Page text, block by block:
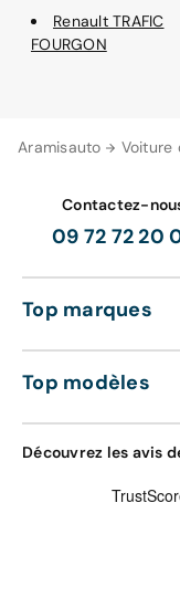
Aramisauto Voiture
Renault TRAFIC
FOURGON
Contactez-
09 72 72 20
Top marques
Top modèles
Découvrez les avis